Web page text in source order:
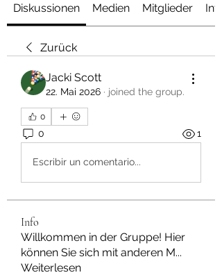
Diskussionen Medien Mitglieder Info
Zurück
Jacki Scott
22. Mai 2026 · joined the group.
0
0 1
Escribir un comentario...
Info
Willkommen in der Gruppe! Hier
können Sie sich mit anderen M...
Weiterlesen